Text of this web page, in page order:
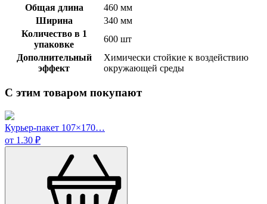
Общая длина
460 мм
Ширина
340 мм
Количество в 1
упаковке
600 шт
Дополнительный
эффект
Химически стойкие к воздействию
окружающей среды
С этим товаром покупают
Курьер-пакет 107×170…
от 1.30 ₽